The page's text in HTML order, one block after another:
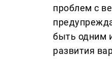
проблем с
быть одним
развития